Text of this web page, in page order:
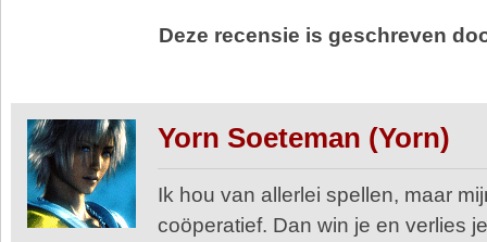
Deze recensie is geschreven
Yorn Soeteman (Yorn)
Ik hou van allerlei spellen, maar
coöperatief. Dan win je en verlies